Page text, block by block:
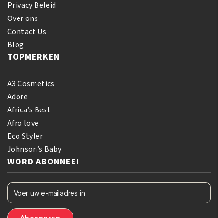
Privacy Beleid
Over ons
Contact Us
Blog
TOPMERKEN
A3 Cosmetics
Adore
Africa’s Best
Afro love
Eco Styler
Johnson’s Baby
WORD ABONNEE!